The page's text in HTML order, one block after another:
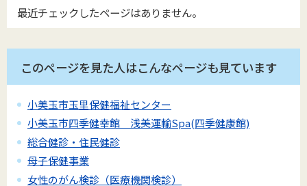
最近チェックしたページはありません。
このページを見た人はこんなページも見ています
小美玉市玉里保健福祉センター
小美玉市四季健幸館 浅美運輸Spa(四季健康館)
総合健診・住民健診
母子保健事業
女性のがん検診（医療機関検診）